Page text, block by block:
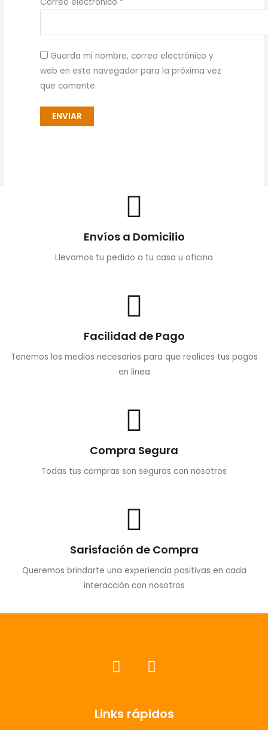
Correo electrónico *
Guarda mi nombre, correo electrónico y
web en este navegador para la próxima vez
que comente.
Envíos a Domicilio
Llevamos tu pedido a tu casa u oficina
Facilidad de Pago
Tenemos los medios necesarios para que realices tus pagos
en linea
Compra Segura
Todas tus compras son seguras con nosotros
Sarisfación de Compra
Queremos brindarte una experiencia positivas en cada
interacción con nosotros
F
a
b
I
n
a
Links rápidos